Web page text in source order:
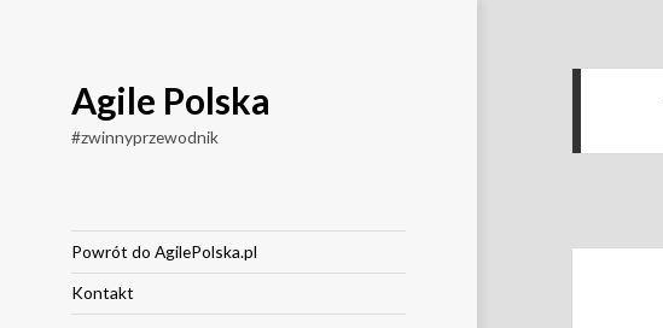
Agile Polska
#zwinnyprzewodnik
Powrót do AgilePolska.pl
Kontakt